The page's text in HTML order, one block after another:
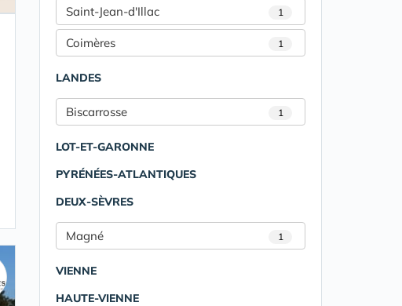
Saint-Jean-d'Illac 1
Coimères 1
LANDES
Biscarrosse 1
LOT-ET-GARONNE
PYRÉNÉES-ATLANTIQUES
DEUX-SÈVRES
Magné 1
VIENNE
HAUTE-VIENNE